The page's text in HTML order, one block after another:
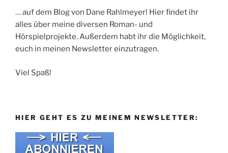
… auf dem Blog von Dane Rahlmeyer! Hier findet ihr
alles über meine diversen Roman- und
Hörspielprojekte. Außerdem habt ihr die Möglichkeit,
euch in meinen Newsletter einzutragen.
Viel Spaß!
HIER GEHT ES ZU MEINEM NEWSLETTER: